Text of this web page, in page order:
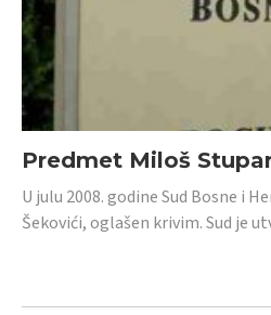
Predmet Miloš
U julu 2008. godine Sud Bosne i
Šekovići, oglašen krivim. Sud je